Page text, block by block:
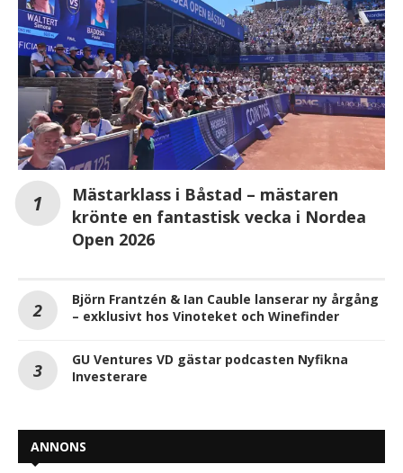
Mästarklass i Båstad – mästaren
krönte en fantastisk vecka i Nordea
Open 2026
Björn Frantzén & Ian Cauble lanserar ny årgång
– exklusivt hos Vinoteket och Winefinder
GU Ventures VD gästar podcasten Nyfikna
Investerare
ANNONS